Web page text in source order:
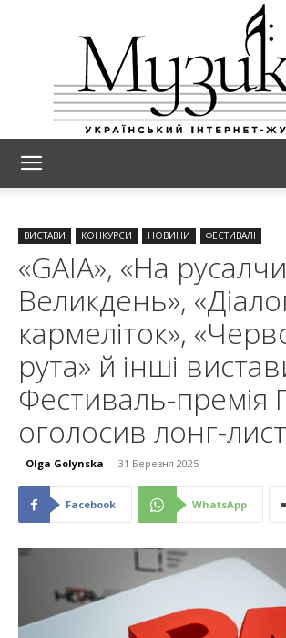
ВИСТАВИ КОНКУРСИ НОВИНИ ФЕСТИВАЛІ
«GAIA», «На
Великдень»,
кармеліток»,
рута» й інші
Фестиваль-премія
оголосив лонг-лист
Olga Golynska - 31 Березня 2025
Facebook WhatsApp